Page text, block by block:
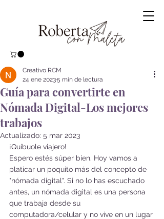
Guía para convertirte en
Nómada Digital-Los mejores
trabajos
Creativo RCM
24 ene 20235 min de lectura
Actualizado: 5 mar 2023
¡Quibuole viajero!
Espero estés súper bien. Hoy vamos a
platicar un poquito más del concepto de
"nómada digital". Si no lo has escuchado
antes, un nómada digital es una persona
que trabaja desde su
computadora/celular y no vive en un lugar